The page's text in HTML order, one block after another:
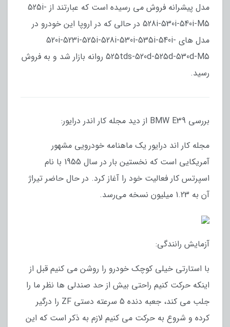
مدل پیشرانه فروش می رسیده است که عبارتند از 525i-
528i-530i-540i-M5 در حالی که در اروپا این خودرو در
مدل های 520i-523i-525i-528i-530i-535i-540i-
525tds-520d-525d-530d-M5 روانه بازار شد و به فروش
رسید.
بررسی BMW E39 از دید مجله کار اندر درایور:
مجله کار اند درایور یک ماهنامه خودرویی مشهور
آمریکایی است که نخستین بار در سال 1955 با نام
اسپرتس کار فعالیت خود را آغاز کرد. در حال حاضر تیراژ
آن به 1.23 میلیون نسخه می‌رسد.
آزمایش رانندگی:
با استارتی خیلی کوچک خودرو را روشن می کنیم قبل از
اینکه حرکت کنیم راحتی بیش از حد صندلی ها نظر ما را
جلب می کند، جعبه دنده 5 سرعته دستی ZF را درگیر
کرده و شروع به حرکت می کنیم لازم به ذکر است که این